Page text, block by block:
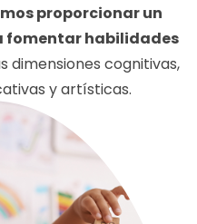
proporcionar un
fomentar habilidades
dimensiones cognitivas,
y artísticas.